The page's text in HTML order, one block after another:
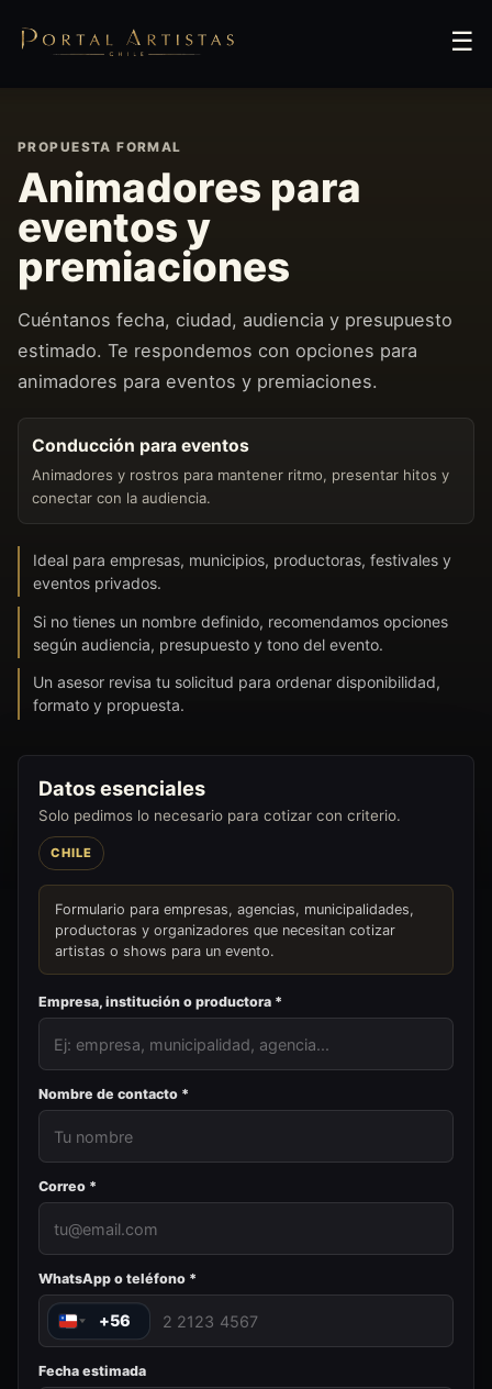
☰
PROPUESTA FORMAL
Animadores para
eventos y
premiaciones
Cuéntanos fecha, ciudad, audiencia y presupuesto
estimado. Te respondemos con opciones para
animadores para eventos y premiaciones.
Conducción para eventos
Animadores y rostros para mantener ritmo, presentar hitos y
conectar con la audiencia.
Ideal para empresas, municipios, productoras, festivales y
eventos privados.
Si no tienes un nombre definido, recomendamos opciones
según audiencia, presupuesto y tono del evento.
Un asesor revisa tu solicitud para ordenar disponibilidad,
formato y propuesta.
Datos esenciales
Solo pedimos lo necesario para cotizar con criterio.
CHILE
Formulario para empresas, agencias, municipalidades,
productoras y organizadores que necesitan cotizar
artistas o shows para un evento.
Empresa, institución o productora *
Nombre de contacto *
Correo *
WhatsApp o teléfono *
+56
Fecha estimada